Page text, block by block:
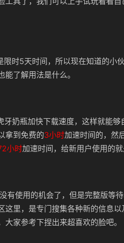
时5天时间，所以现在知道的小
了解用法是什么。
奶瓶加快下载速度，这样就能够
拿到免费的3小时加速时间的，然
小时加速时间，给新用户使用的
有使用的机会了，但是完整版等
里，是专门搜集各种新的信息以
家参考下捏出来超喜欢的脸吧。